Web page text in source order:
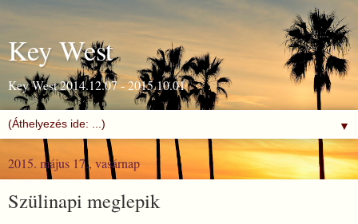
Key West
Key West 2014.12.07 - 2015.10.01
▼
2015. május 17., vasárnap
Szülinapi meglepik